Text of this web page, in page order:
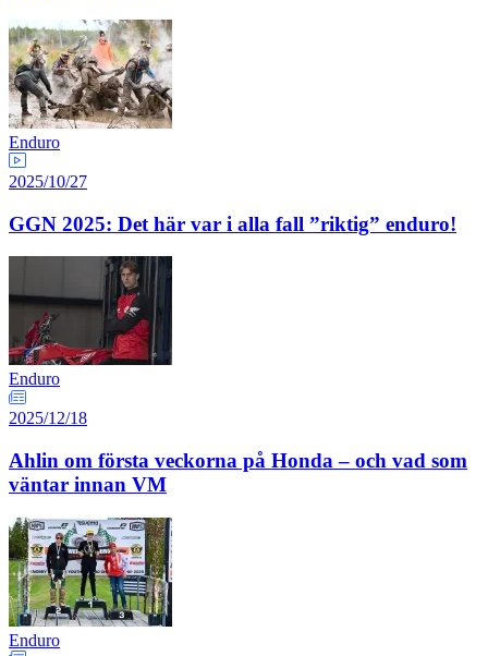
Enduro
2025/10/27
GGN 2025: Det här var i alla fall ”riktig” enduro!
Enduro
2025/12/18
Ahlin om första veckorna på Honda – och vad som
väntar innan VM
Enduro